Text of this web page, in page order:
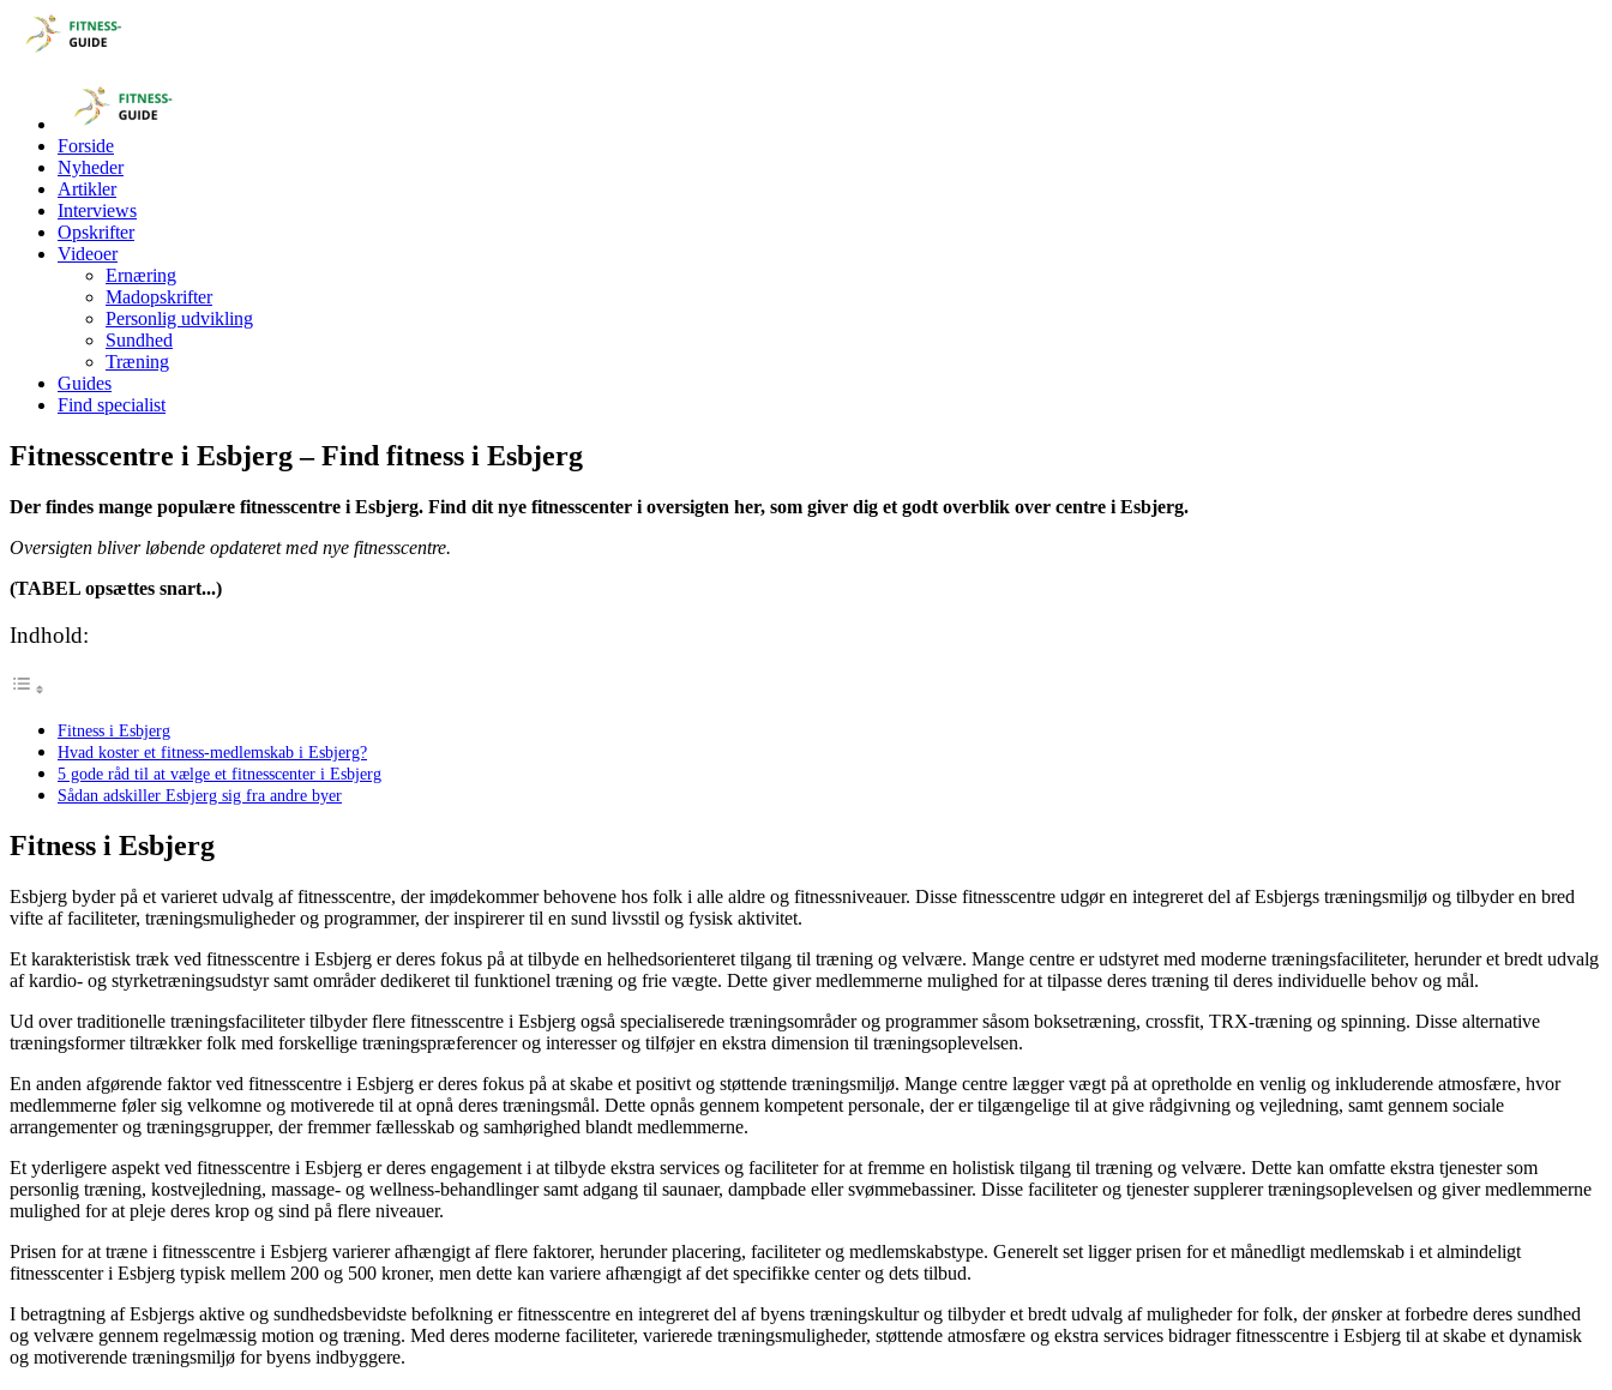
Forside
Nyheder
Artikler
Interviews
Opskrifter
Videoer
Ernæring
Madopskrifter
Personlig udvikling
Sundhed
Træning
Guides
Find specialist
Fitnesscentre i Esbjerg – Find fitness i Esbjerg
Der findes mange populære fitnesscentre i Esbjerg. Find dit nye fitnesscenter i oversigten her, som giver dig et godt overblik over centre i Esbjerg.
Oversigten bliver løbende opdateret med nye fitnesscentre.
(TABEL opsættes snart...)
Indhold:
Fitness i Esbjerg
Hvad koster et fitness-medlemskab i Esbjerg?
5 gode råd til at vælge et fitnesscenter i Esbjerg
Sådan adskiller Esbjerg sig fra andre byer
Fitness i Esbjerg
Esbjerg byder på et varieret udvalg af fitnesscentre, der imødekommer behovene hos folk i alle aldre og fitnessniveauer. Disse fitnesscentre udgør en integreret del af Esbjergs træningsmiljø og tilbyder en bred
vifte af faciliteter, træningsmuligheder og programmer, der inspirerer til en sund livsstil og fysisk aktivitet.
Et karakteristisk træk ved fitnesscentre i Esbjerg er deres fokus på at tilbyde en helhedsorienteret tilgang til træning og velvære. Mange centre er udstyret med moderne træningsfaciliteter, herunder et bredt udvalg
af kardio- og styrketræningsudstyr samt områder dedikeret til funktionel træning og frie vægte. Dette giver medlemmerne mulighed for at tilpasse deres træning til deres individuelle behov og mål.
Ud over traditionelle træningsfaciliteter tilbyder flere fitnesscentre i Esbjerg også specialiserede træningsområder og programmer såsom boksetræning, crossfit, TRX-træning og spinning. Disse alternative
træningsformer tiltrækker folk med forskellige træningspræferencer og interesser og tilføjer en ekstra dimension til træningsoplevelsen.
En anden afgørende faktor ved fitnesscentre i Esbjerg er deres fokus på at skabe et positivt og støttende træningsmiljø. Mange centre lægger vægt på at opretholde en venlig og inkluderende atmosfære, hvor
medlemmerne føler sig velkomne og motiverede til at opnå deres træningsmål. Dette opnås gennem kompetent personale, der er tilgængelige til at give rådgivning og vejledning, samt gennem sociale
arrangementer og træningsgrupper, der fremmer fællesskab og samhørighed blandt medlemmerne.
Et yderligere aspekt ved fitnesscentre i Esbjerg er deres engagement i at tilbyde ekstra services og faciliteter for at fremme en holistisk tilgang til træning og velvære. Dette kan omfatte ekstra tjenester som
personlig træning, kostvejledning, massage- og wellness-behandlinger samt adgang til saunaer, dampbade eller svømmebassiner. Disse faciliteter og tjenester supplerer træningsoplevelsen og giver medlemmerne
mulighed for at pleje deres krop og sind på flere niveauer.
Prisen for at træne i fitnesscentre i Esbjerg varierer afhængigt af flere faktorer, herunder placering, faciliteter og medlemskabstype. Generelt set ligger prisen for et månedligt medlemskab i et almindeligt
fitnesscenter i Esbjerg typisk mellem 200 og 500 kroner, men dette kan variere afhængigt af det specifikke center og dets tilbud.
I betragtning af Esbjergs aktive og sundhedsbevidste befolkning er fitnesscentre en integreret del af byens træningskultur og tilbyder et bredt udvalg af muligheder for folk, der ønsker at forbedre deres sundhed
og velvære gennem regelmæssig motion og træning. Med deres moderne faciliteter, varierede træningsmuligheder, støttende atmosfære og ekstra services bidrager fitnesscentre i Esbjerg til at skabe et dynamisk
og motiverende træningsmiljø for byens indbyggere.